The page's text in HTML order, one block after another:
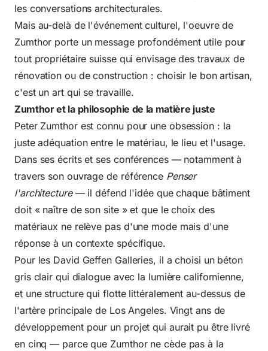
les conversations architecturales.
Mais au-delà de l'événement culturel, l'oeuvre de
Zumthor porte un message profondément utile pour
tout propriétaire suisse qui envisage des travaux de
rénovation ou de construction : choisir le bon artisan,
c'est un art qui se travaille.
Zumthor et la philosophie de la matière juste
Peter Zumthor est connu pour une obsession : la
juste adéquation entre le matériau, le lieu et l'usage.
Dans ses écrits et ses conférences — notamment à
travers son ouvrage de référence Penser
l'architecture— il défend l'idée que chaque bâtiment
doit « naître de son site » et que le choix des
matériaux ne relève pas d'une mode mais d'une
réponse à un contexte spécifique.
Pour les David Geffen Galleries, il a choisi un béton
gris clair qui dialogue avec la lumière californienne,
et une structure qui flotte littéralement au-dessus de
l'artère principale de Los Angeles. Vingt ans de
développement pour un projet qui aurait pu être livré
en cinq — parce que Zumthor ne cède pas à la